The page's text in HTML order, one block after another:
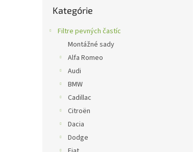
kategórie
Kategórie
Filtre pevných častíc
Montážné sady
Alfa Romeo
Audi
BMW
Cadillac
Citroën
Dacia
Dodge